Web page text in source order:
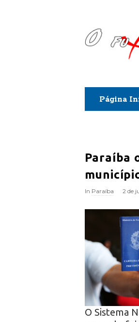
F
x
i
u
e
i
o
Página
Paraíba
In Paraíba 2 de
O Sistema